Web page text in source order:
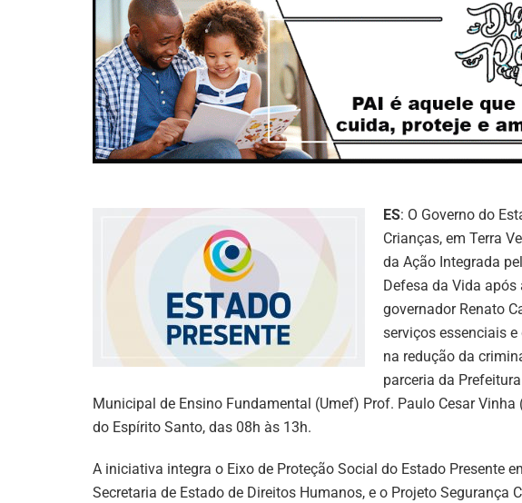
ES: O Governo do
Crianças, em Terra
da Ação Integrada
Defesa da Vida
governador Renato
serviços essenciais
na redução da
parceria da
Municipal de Ensino Fundamental (Umef) Prof. Paulo Cesar
do Espírito Santo, das 08h às 13h.
A iniciativa integra o Eixo de Proteção Social do Estado Presente
Secretaria de Estado de Direitos Humanos, e o Projeto Segurança